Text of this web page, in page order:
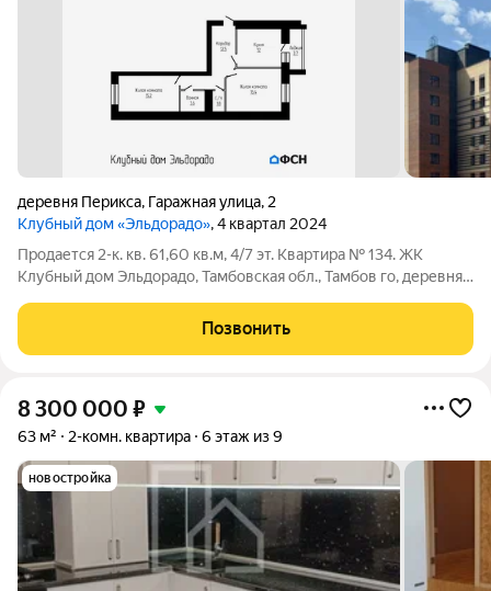
деревня Перикса, Гаражная улица, 2
Клубный дом «Эльдорадо», 4 квартал 2024
Продается 2-к. кв. 61,60 кв.м, 4/7 эт. Квартира № 134. ЖК
Клубный дом Эльдорадо, Тамбовская обл., Тамбов го, деревня
ипотека. Чистовая отделка: 1269000 . Семейная ипотека (без
отделки): СБЕР
Позвонить
8 300 000 ₽
63 м² 2-комн. квартира 6 этаж из 9
новостройка